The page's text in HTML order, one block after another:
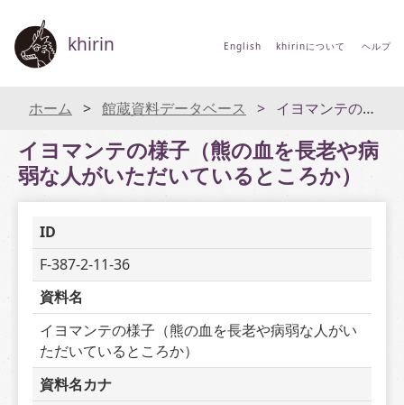
khirin English khirinについて ヘルプ
ホーム 館蔵資料データベース イヨマンテの様子（熊の血を長老や病弱な人がいただいているところか）
イヨマンテの様子（熊の血を長老や病
弱な人がいただいているところか）
ID
F-387-2-11-36
資料名
イヨマンテの様子（熊の血を長老や病弱な人がい
ただいているところか）
資料名カナ